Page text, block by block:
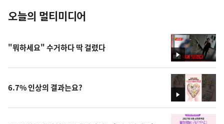
오늘의 멀티미디어
영
상
"뭐하세요" 수거하다 딱 걸렸다
영
상
6.7% 인상의 결과는요?